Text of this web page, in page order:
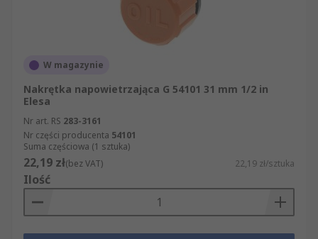
W magazynie
Nakrętka napowietrzająca G 54101 31 mm 1/2 in
Elesa
Nr art. RS 283-3161
Nr części producenta 54101
Suma częściowa (1 sztuka)
22,19 zł(bez VAT) 22,19 zł/sztuka
Ilość